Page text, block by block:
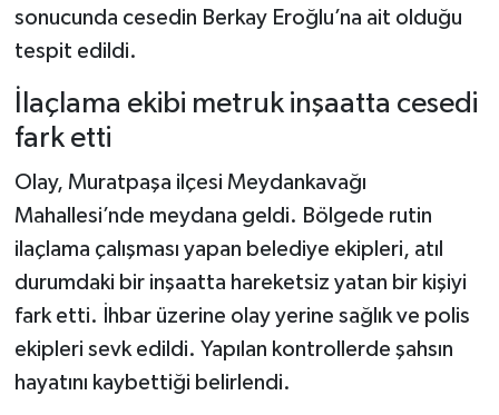
sonucunda cesedin Berkay Eroğlu’na ait olduğu
tespit edildi.
İlaçlama ekibi metruk inşaatta cesedi
fark etti
Olay, Muratpaşa ilçesi Meydankavağı
Mahallesi’nde meydana geldi. Bölgede rutin
ilaçlama çalışması yapan belediye ekipleri, atıl
durumdaki bir inşaatta hareketsiz yatan bir kişiyi
fark etti. İhbar üzerine olay yerine sağlık ve polis
ekipleri sevk edildi. Yapılan kontrollerde şahsın
hayatını kaybettiği belirlendi.
KAHRAMANMARAŞ